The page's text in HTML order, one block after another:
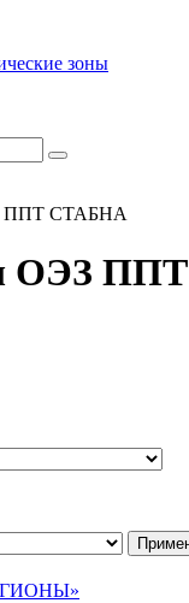
зоны
ППТ СТАБНА
ОЭЗ ППТ